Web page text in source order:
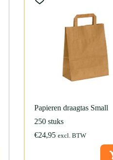
Papieren draagtas Small
250 stuks
€24,95 excl. BTW